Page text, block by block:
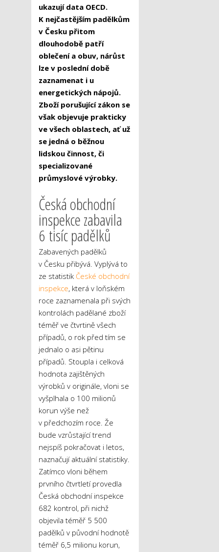
ukazují data OECD.
K nejčastějším padělkům
v Česku přitom
dlouhodobě patří
oblečení a obuv, nárůst
lze v poslední době
zaznamenat i u
energetických nápojů.
Zboží porušující zákon se
však objevuje prakticky
ve všech oblastech, ať už
se jedná o běžnou
lidskou činnost, či
specializované
průmyslové výrobky.
Česká obchodní
inspekce zabavila
6 tisíc padělků
Zabavených padělků
v Česku přibývá. Vyplývá to
ze statistik České obchodní
inspekce, která v loňském
roce zaznamenala při svých
kontrolách padělané zboží
téměř ve čtvrtině všech
případů, o rok před tím se
jednalo o asi pětinu
případů. Stoupla i celková
hodnota zajištěných
výrobků v originále, vloni se
vyšplhala o 100 milionů
korun výše než
v předchozím roce. Že
bude vzrůstající trend
nejspíš pokračovat i letos,
naznačují aktuální statistiky.
Zatímco vloni během
prvního čtvrtletí provedla
Česká obchodní inspekce
682 kontrol, při nichž
objevila téměř 5 500
padělků v původní hodnotě
téměř 6,5 milionu korun,